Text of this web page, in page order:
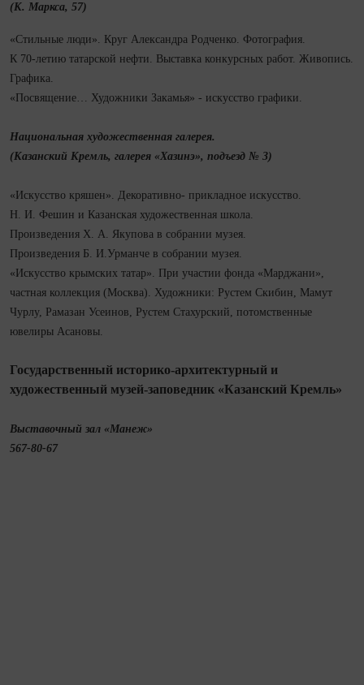
(К. Маркса, 57)
«Стильные люди». Круг Александра Родченко. Фотография.
К 70-летию татарской нефти. Выставка конкурсных работ. Живопись.
Графика.
«Посвящение… Художники Закамья» - искусство графики.
Национальная художественная галерея.
(Казанский Кремль, галерея «Хазинэ», подъезд № 3)
«Искусство кряшен». Декоративно- прикладное искусство.
Н. И. Фешин и Казанская художественная школа.
Произведения Х. А. Якупова в собрании музея.
Произведения Б. И.Урманче в собрании музея.
«Искусство крымских татар». При участии фонда «Марджани»,
частная коллекция (Москва). Художники: Рустем Скибин, Мамут
Чурлу, Рамазан Усеинов, Рустем Стахурский, потомственные
ювелиры Асановы.
Государственный историко-архитектурный и
художественный музей-заповедник «Казанский Кремль»
Выставочный зал «Манеж»
567-80-67